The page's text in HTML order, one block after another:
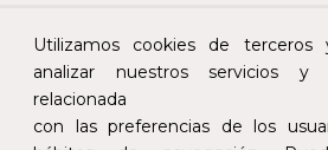
Utilizamos cookies de terceros
analizar nuestros servicios y
relacionada
con las preferencias de los
Atención al cliente